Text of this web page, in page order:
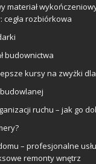
materiał
cegła rozbiórkowa
budownictwa
kursy na zwyżki
ruchu – jak go
– profesjonalne
remonty wnętrz